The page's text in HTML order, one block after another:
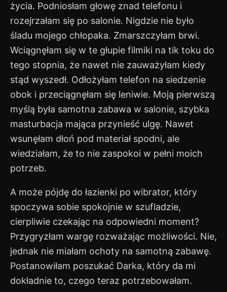
życia. Podniosłam głowę znad telefonu i
rozejrzałam się po salonie. Nigdzie nie było
śladu mojego chłopaka. Zmarszczyłam brwi.
Wciągnęłam się w te głupie filmiki na tik toku do
tego stopnia, że nawet nie zauważyłam kiedy
stąd wyszedł. Odłożyłam telefon na siedzenie
obok i przeciągnęłam się leniwie. Moją pierwszą
myślą była samotna zabawa w salonie, szybka
masturbacja mająca przynieść ulgę. Nawet
wsunęłam dłoń pod materiał spodni, ale
wiedziałam, że to nie zaspokoi w pełni moich
potrzeb.
A może pójdę do łazienki po wibrator, który
spoczywa sobie spokojnie w szufladzie,
cierpliwie czekając na odpowiedni moment?
Przygryzłam wargę rozważając możliwości. Nie,
jednak nie miałam ochoty na samotną zabawę.
Postanowiłam poszukać Darka, który da mi
dokładnie to, czego teraz potrzebowałam.